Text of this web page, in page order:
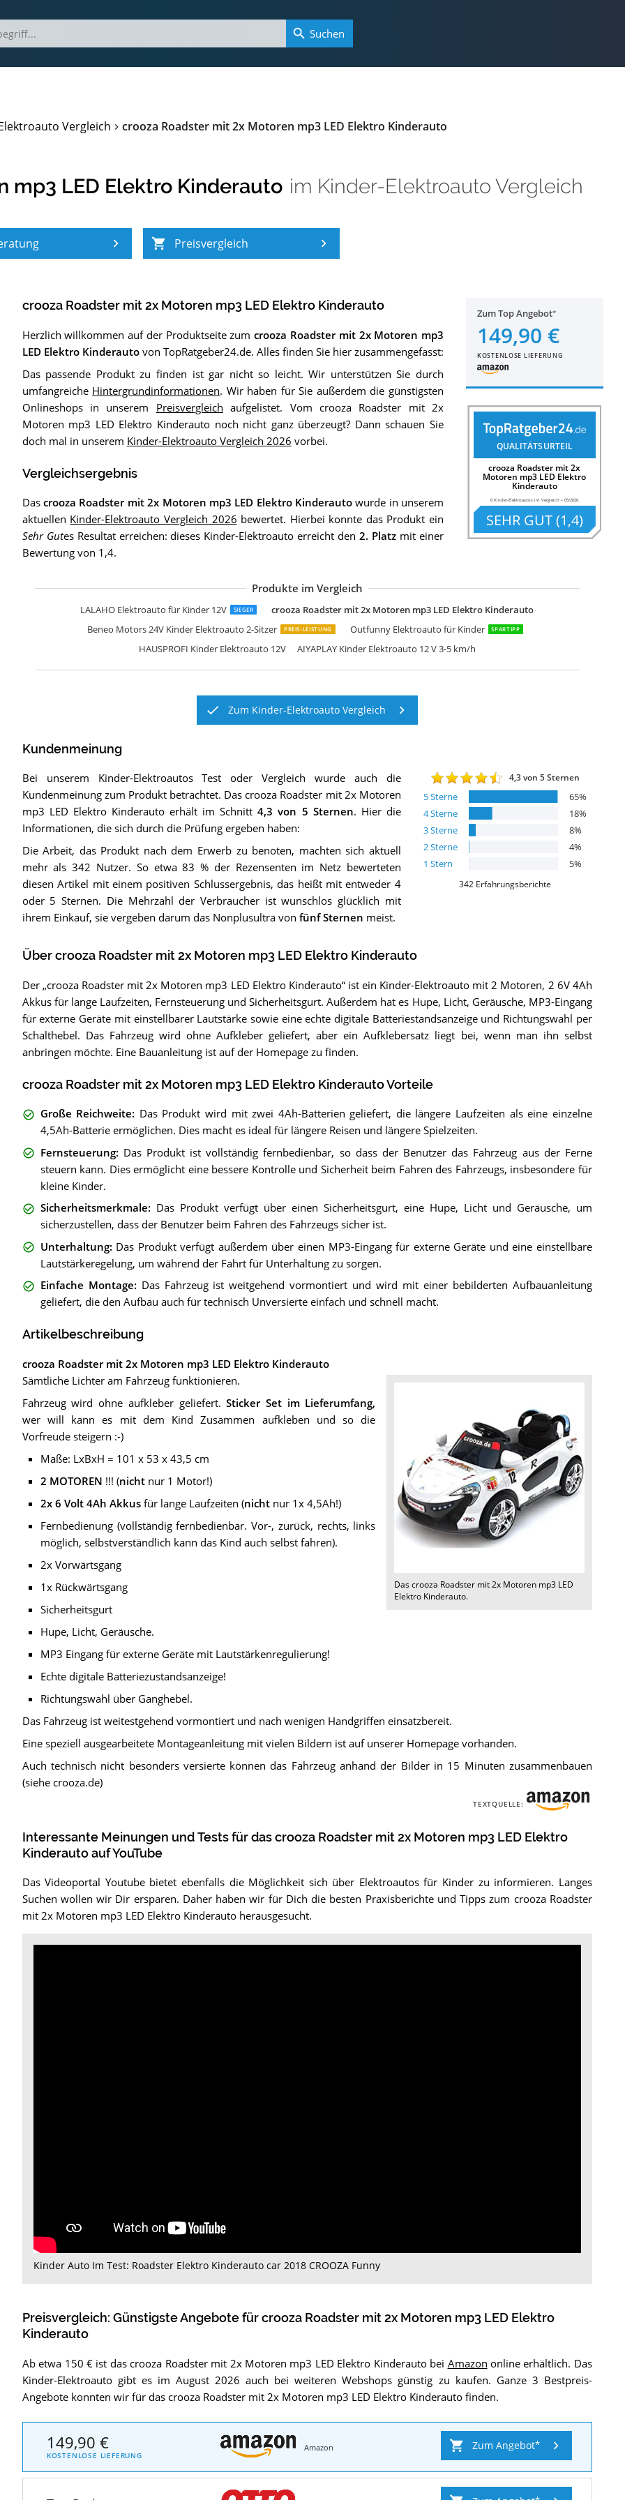
Vergleich crooza Roadster mit 2x Motoren mp3 LED Elektro Kinderauto
mp3 LED Elektro Kinderauto im Kinder-Elektroauto Vergleich
Preisvergleich
Zum Top Angebot
149,90 €
KOSTENLOSE LIEFERUNG
QUALITÄTSURTEIL
crooza Roadster mit 2x
Motoren mp3 LED Elektro
Kinderauto
6 Kinder-Elektroautos im Vergleich –05/2026
SEHR GUT(1,4)
crooza Roadster mit 2x Motoren mp3 LED Elektro Kinderauto
Herzlich willkommen auf der Produktseite zumcrooza Roadster mit 2x Motoren mp3
LED Elektro Kinderautovon TopRatgeber24.de. Alles finden Sie hier zusammengefasst:
Das passende Produkt zu finden ist gar nicht so leicht. Wir unterstützen Sie durch
umfangreiche Hintergrundinformationen. Wir haben für Sie außerdem die günstigsten
Onlineshops in unserem Preisvergleich aufgelistet. Vom crooza Roadster mit 2x
Motoren mp3 LED Elektro Kinderauto noch nicht ganz überzeugt? Dann schauen Sie
doch mal in unserem Kinder-Elektroauto Vergleich 2026 vorbei.
Vergleichsergebnis
Dascrooza Roadster mit 2x Motoren mp3 LED Elektro Kinderautowurde in unserem
aktuellen Kinder-Elektroauto Vergleich 2026 bewertet. Hierbei konnte das Produkt ein
Sehr Gutes Resultat erreichen: dieses Kinder-Elektroauto erreicht den2. Platz mit einer
Bewertung von 1,4.
Produkte im Vergleich
LALAHO Elektroauto für Kinder 12V SIEGER
crooza Roadster mit 2x Motoren mp3 LED Elektro Kinderauto
Beneo Motors 24V Kinder Elektroauto 2-Sitzer
PREIS-LEISTUNG Outfunny Elektroauto für Kinder SPARTIPP
HAUSPROFI Kinder Elektroauto 12V AIYAPLAY Kinder Elektroauto 12 V 3-5 km/h
Zum Kinder-Elektroauto Vergleich
Kundenmeinung
4,3von 5 Sternen
5Sterne 65%
4Sterne 18%
3Sterne 8%
2Sterne 4%
1 Stern 5%
342 Erfahrungsberichte
Bei unserem Kinder-ElektroautosTest oder Vergleich wurde auch die
Kundenmeinung zum Produkt betrachtet. Das crooza Roadster mit 2x Motoren
mp3 LED Elektro Kinderauto erhält im Schnitt4,3 von 5 Sternen. Hier die
Informationen, die sich durch die Prüfung ergeben haben:
Die Arbeit, das Produkt nach dem Erwerb zu benoten, machten sich aktuell
mehr als 342 Nutzer. So etwa 83 % der Rezensenten im Netz bewerteten
diesen Artikel mit einem positiven Schlussergebnis, das heißt mit entweder 4
oder 5 Sternen. Die Mehrzahl der Verbraucher ist wunschlos glücklich mit
ihrem Einkauf, sie vergeben darum das Nonplusultra von fünf Sternen meist.
Über crooza Roadster mit 2x Motoren mp3 LED Elektro Kinderauto
Der „crooza Roadster mit 2x Motoren mp3 LED Elektro Kinderauto“ ist ein Kinder-Elektroauto mit 2 Motoren, 2 6V 4Ah
Akkus für lange Laufzeiten, Fernsteuerung und Sicherheitsgurt. Außerdem hat es Hupe, Licht, Geräusche, MP3-Eingang
für externe Geräte mit einstellbarer Lautstärke sowie eine echte digitale Batteriestandsanzeige und Richtungswahl per
Schalthebel. Das Fahrzeug wird ohne Aufkleber geliefert, aber ein Aufklebersatz liegt bei, wenn man ihn selbst
anbringen möchte. Eine Bauanleitung ist auf der Homepage zu finden.
crooza Roadster mit 2x Motoren mp3 LED Elektro Kinderauto Vorteile
Große Reichweite: Das Produkt wird mit zwei 4Ah-Batterien geliefert, die längere Laufzeiten als eine einzelne
4,5Ah-Batterie ermöglichen. Dies macht es ideal für längere Reisen und längere Spielzeiten.
Fernsteuerung: Das Produkt ist vollständig fernbedienbar, so dass der Benutzer das Fahrzeug aus der Ferne
steuern kann. Dies ermöglicht eine bessere Kontrolle und Sicherheit beim Fahren des Fahrzeugs, insbesondere für
kleine Kinder.
Sicherheitsmerkmale: Das Produkt verfügt über einen Sicherheitsgurt, eine Hupe, Licht und Geräusche, um
sicherzustellen, dass der Benutzer beim Fahren des Fahrzeugs sicher ist.
Unterhaltung: Das Produkt verfügt außerdem über einen MP3-Eingang für externe Geräte und eine einstellbare
Lautstärkeregelung, um während der Fahrt für Unterhaltung zu sorgen.
Einfache Montage: Das Fahrzeug ist weitgehend vormontiert und wird mit einer bebilderten Aufbauanleitung
geliefert, die den Aufbau auch für technisch Unversierte einfach und schnell macht.
Artikelbeschreibung
crooza Roadster mit 2x Motoren mp3 LED Elektro Kinderauto
Dascrooza Roadster mit 2x Motoren mp3 LED
Elektro Kinderauto.
Sämtliche Lichter am Fahrzeug funktionieren.
Fahrzeug wird ohne aufkleber geliefert.Sticker Set im Lieferumfang,
wer will kann es mit dem Kind Zusammen aufkleben und so die
Vorfreude steigern :-)
Maße: LxBxH = 101 x 53 x 43,5 cm
2 MOTOREN !!! (nichtnur 1 Motor!)
2x 6 Volt 4Ah Akkusfür lange Laufzeiten (nichtnur 1x 4,5Ah!)
Fernbedienung (vollständig fernbedienbar. Vor-, zurück, rechts, links
möglich, selbstverständlich kann das Kind auch selbst fahren).
2x Vorwärtsgang
1x Rückwärtsgang
Sicherheitsgurt
Hupe, Licht, Geräusche.
MP3 Eingang für externe Geräte mit Lautstärkenregulierung!
Echte digitale Batteriezustandsanzeige!
Richtungswahl über Ganghebel.
Das Fahrzeug ist weitestgehend vormontiert und nach wenigen Handgriffen einsatzbereit.
Eine speziell ausgearbeitete Montageanleitung mit vielen Bildern ist auf unserer Homepage vorhanden.
Auch technisch nicht besonders versierte können das Fahrzeug anhand der Bilder in 15 Minuten zusammenbauen
(siehe crooza.de)
TEXTQUELLE:
Interessante Meinungen und Tests für das crooza Roadster mit 2x Motoren mp3 LED Elektro
Kinderauto auf YouTube
Das Videoportal Youtube bietet ebenfalls die Möglichkeit sich über Elektroautos für Kinder zu informieren. Langes
Suchen wollen wir Dir ersparen. Daher haben wir für Dich die besten Praxisberichte und Tipps zum crooza Roadster
mit 2x Motoren mp3 LED Elektro Kinderauto herausgesucht.
Kinder Auto Im Test: Roadster Elektro Kinderauto car 2018 CROOZA Funny
Preisvergleich: Günstigste Angebote für crooza Roadster mit 2x Motoren mp3 LED Elektro
Kinderauto
Ab etwa 150 € ist das crooza Roadster mit 2x Motoren mp3 LED Elektro Kinderauto bei Amazon online erhältlich. Das
Kinder-Elektroauto gibt es im August 2026 auch bei weiteren Webshops günstig zu kaufen. Ganze 3 Bestpreis-
Angebote konnten wir für das crooza Roadster mit 2x Motoren mp3 LED Elektro Kinderauto finden.
149,90 €
KOSTENLOSE LIEFERUNG
Amazon Zum Angebot
Suchen